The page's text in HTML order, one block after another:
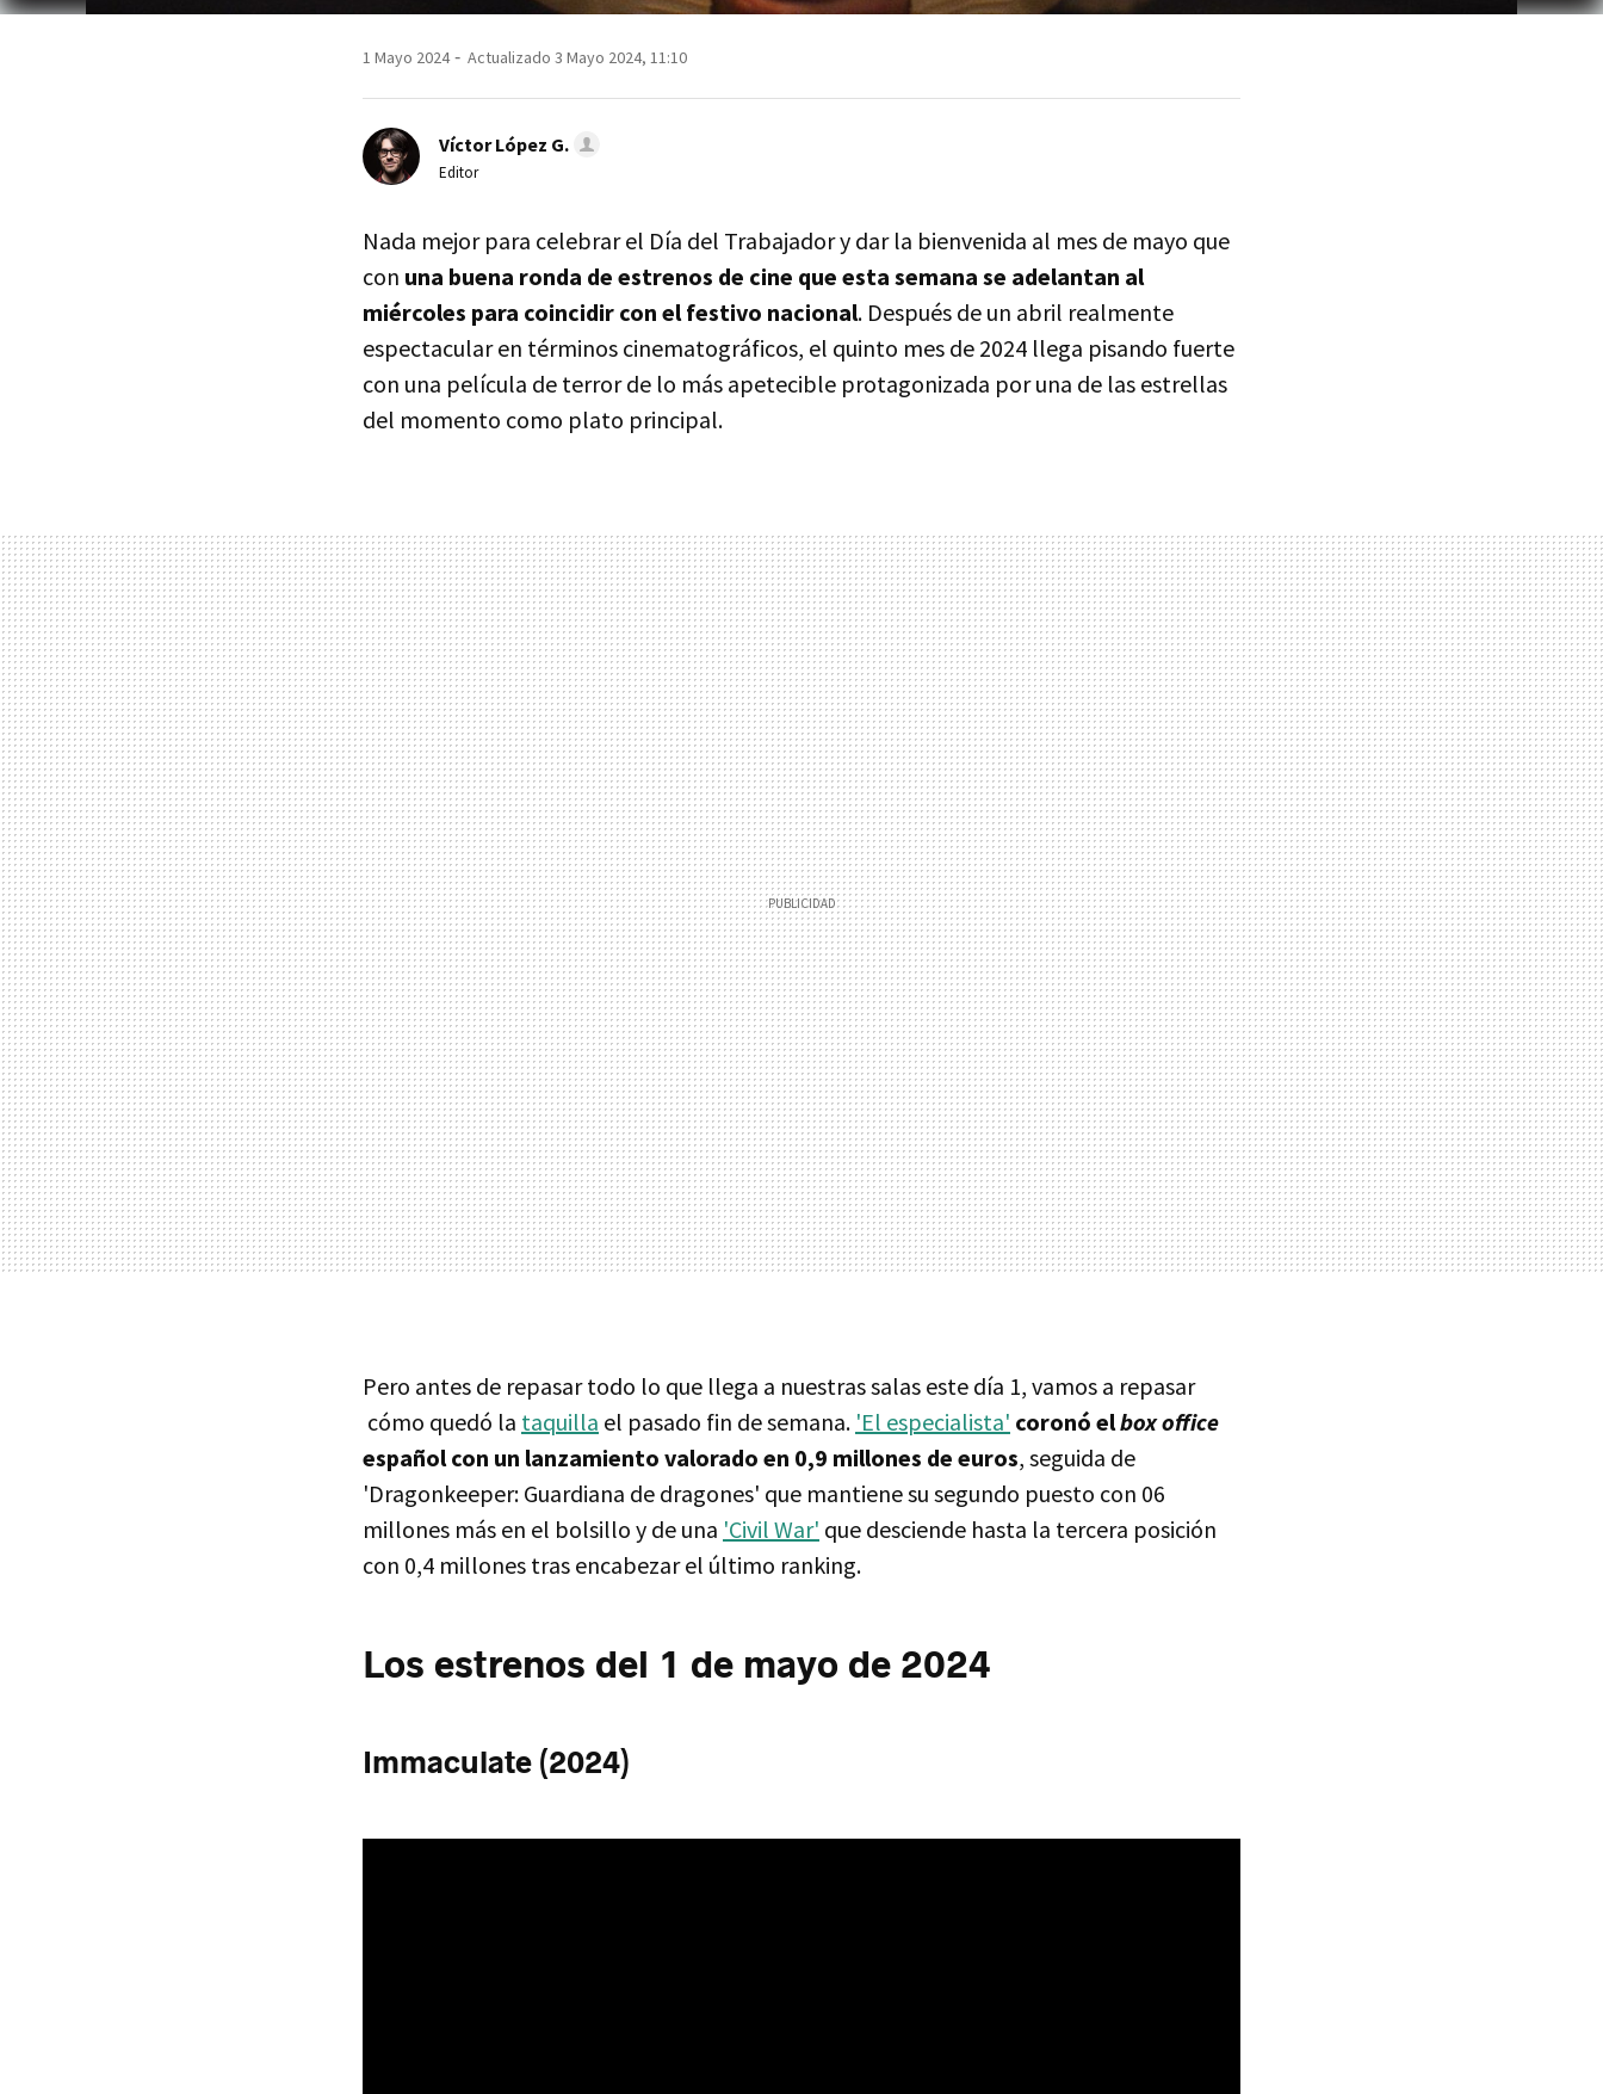
1 Mayo 2024 Actualizado 3 Mayo 2024, 11:10
Víctor López G.
Editor
Nada mejor para celebrar el Día del Trabajador y dar la bienvenida al mes de mayo que
con una buena ronda de estrenos de cine que esta semana se adelantan al
miércoles para coincidir con el festivo nacional. Después de un abril realmente
espectacular en términos cinematográficos, el quinto mes de 2024 llega pisando fuerte
con una película de terror de lo más apetecible protagonizada por una de las estrellas
del momento como plato principal.
Pero antes de repasar todo lo que llega a nuestras salas este día 1, vamos a repasar
cómo quedó la taquilla el pasado fin de semana. 'El especialista' coronó elbox office
español con un lanzamiento valorado en 0,9 millones de euros, seguida de
'Dragonkeeper: Guardiana de dragones' que mantiene su segundo puesto con 06
millones más en el bolsillo y de una 'Civil War' que desciende hasta la tercera posición
con 0,4 millones tras encabezar el último ranking.
Los estrenos del 1 de mayo de 2024
Immaculate (2024)